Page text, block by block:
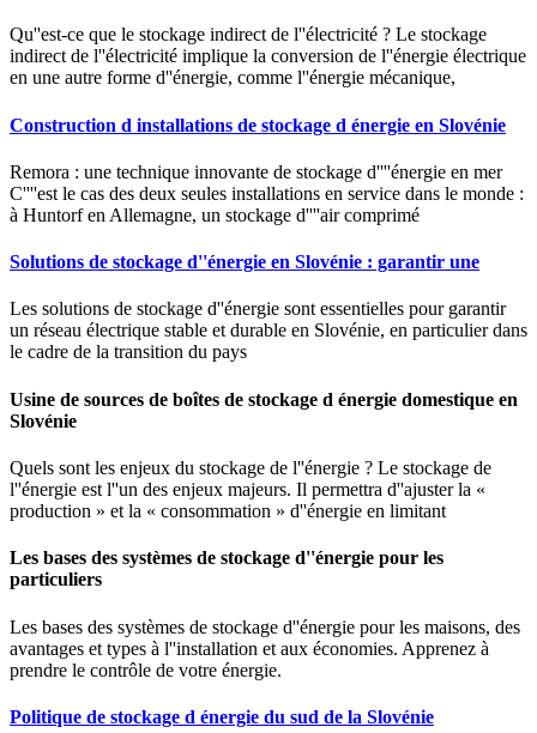
Qu''est-ce que le stockage indirect de l''électricité ? Le stockage
indirect de l''électricité implique la conversion de l''énergie électrique
en une autre forme d''énergie, comme l''énergie mécanique,
Construction d installations de stockage d énergie en Slovénie
Remora : une technique innovante de stockage d''''énergie en mer
C''''est le cas des deux seules installations en service dans le monde :
à Huntorf en Allemagne, un stockage d''''air comprimé
Solutions de stockage d''énergie en Slovénie : garantir une
Les solutions de stockage d''énergie sont essentielles pour garantir
un réseau électrique stable et durable en Slovénie, en particulier dans
le cadre de la transition du pays
Usine de sources de boîtes de stockage d énergie domestique en
Slovénie
Quels sont les enjeux du stockage de l''énergie ? Le stockage de
l''énergie est l''un des enjeux majeurs. Il permettra d''ajuster la «
production » et la « consommation » d''énergie en limitant
Les bases des systèmes de stockage d''énergie pour les
particuliers
Les bases des systèmes de stockage d''énergie pour les maisons, des
avantages et types à l''installation et aux économies. Apprenez à
prendre le contrôle de votre énergie.
Politique de stockage d énergie du sud de la Slovénie